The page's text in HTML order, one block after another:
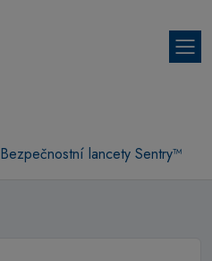
Bezpečnostní lancety Sentry™